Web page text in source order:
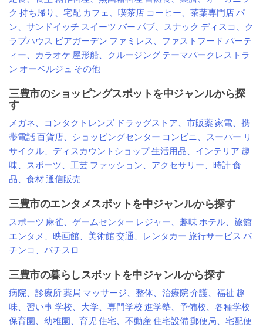
ク 持ち帰り、宅配 カフェ、喫茶店 コーヒー、茶葉専門店パ
ン、サンドイッチ スイーツ バー パブ、スナック ディスコ、ク
ラブハウス ビアガーデン ファミレス、ファストフード パーテ
ィー、カラオケ 屋形船、クルージング テーマパークレストラ
ン オーベルジュ その他
三豊市のショッピングスポットを中ジャンルから探
す
メガネ、コンタクトレンズ ドラッグストア、市販薬家電、携
帯電話百貨店、ショッピングセンター コンビニ、スーパー リ
サイクル、ディスカウントショップ生活用品、インテリア 趣
味、スポーツ、工芸 ファッション、アクセサリー、時計食
品、食材通信販売
三豊市のエンタメスポットを中ジャンルから探す
スポーツ 麻雀、ゲームセンター レジャー、趣味ホテル、旅館
エンタメ、映画館、美術館交通、レンタカー 旅行サービス パ
チンコ、パチスロ
三豊市の暮らしスポットを中ジャンルから探す
病院、診療所薬局 マッサージ、整体、治療院介護、福祉 趣
味、習い事学校、大学、専門学校 進学塾、予備校、各種学校
保育園、幼稚園、育児 住宅、不動産 住宅設備郵便局、宅配便